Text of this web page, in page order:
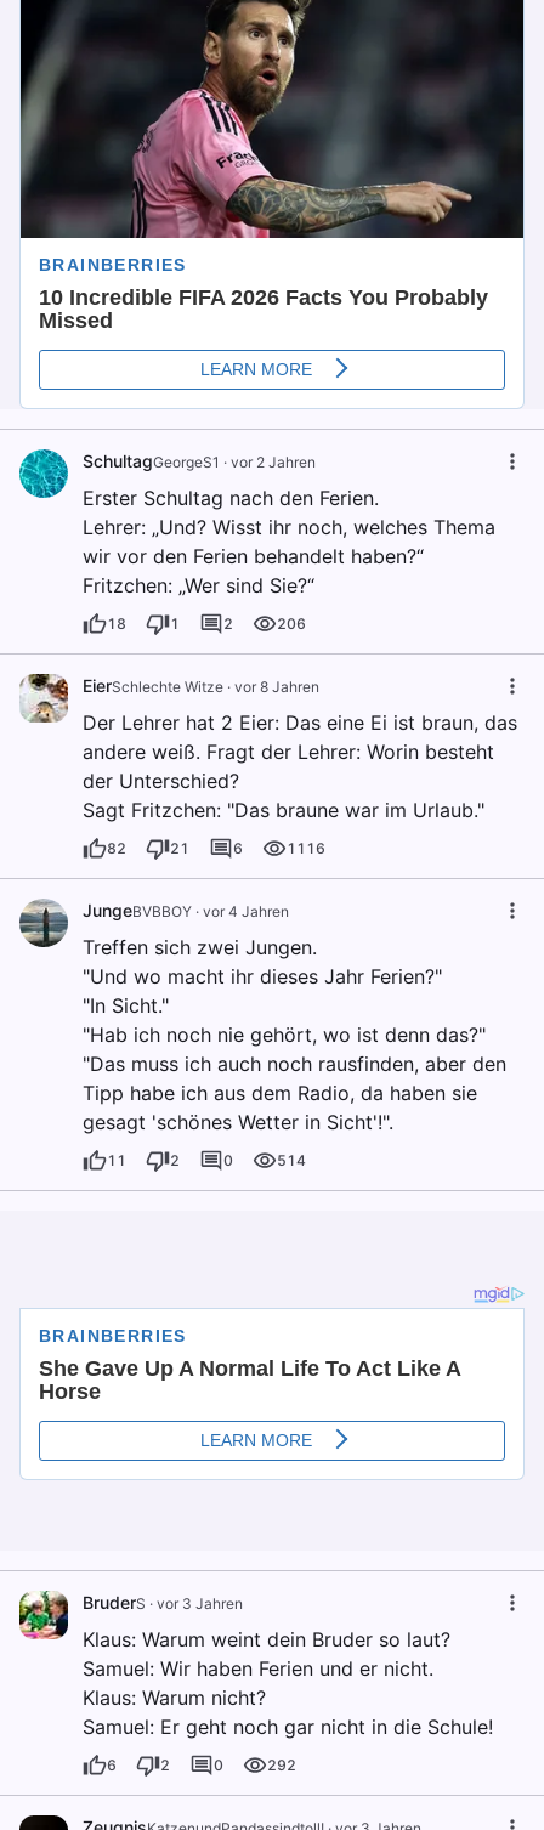
SchultagGeorgeS1 · vor 2 Jahren
Erster Schultag nach den Ferien.
Lehrer: „Und? Wisst ihr noch, welches Thema
wir vor den Ferien behandelt haben?“
Fritzchen: „Wer sind Sie?“
18 1 2 206
EierSchlechte Witze · vor 8 Jahren
Der Lehrer hat 2 Eier: Das eine Ei ist braun, das
andere weiß. Fragt der Lehrer: Worin besteht
der Unterschied?
Sagt Fritzchen: "Das braune war im Urlaub."
82 21 6 1116
JungeBVBBOY · vor 4 Jahren
Treffen sich zwei Jungen.
"Und wo macht ihr dieses Jahr Ferien?"
"In Sicht."
"Hab ich noch nie gehört, wo ist denn das?"
"Das muss ich auch noch rausfinden, aber den
Tipp habe ich aus dem Radio, da haben sie
gesagt 'schönes Wetter in Sicht'!".
11 2 0 514
BruderS · vor 3 Jahren
Klaus: Warum weint dein Bruder so laut?
Samuel: Wir haben Ferien und er nicht.
Klaus: Warum nicht?
Samuel: Er geht noch gar nicht in die Schule!
6 2 0 292